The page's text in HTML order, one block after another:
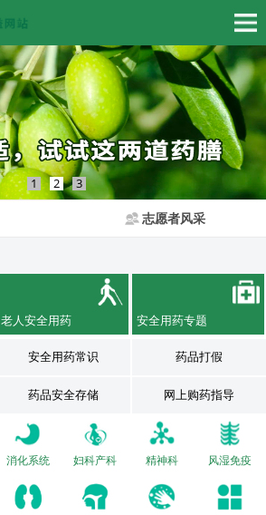
1 2 3
志愿者风采
老人安全用药 安全用药专题
安全用药常识 药品打假
药品安全存储 网上购药指导
消化系统 妇科产科 精神科 风湿免疫